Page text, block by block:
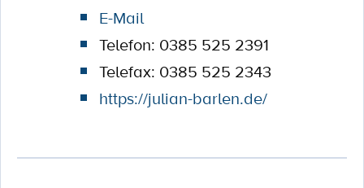
E-Mail
Telefon: 0385 525 2391
Telefax: 0385 525 2343
https://julian-barlen.de/